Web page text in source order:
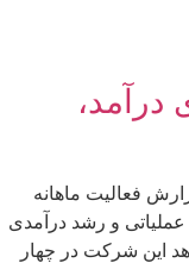
درصدی درآمد،
فعالیت ماهانه
ثبات عملیاتی و رشد درآمدی
این شرکت در چهار